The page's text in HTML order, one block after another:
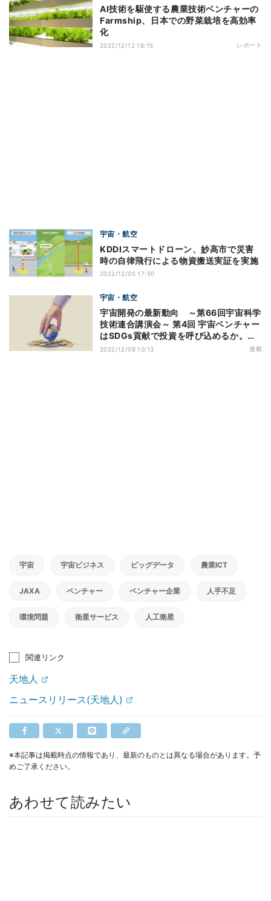
AI技術を駆使する農業技術ベンチャーの
Farmship、日本での野菜栽培を高効率
化
2022/12/12 16:15 レポート
宇宙・航空
KDDIスマートドローン、妙高市で災害
時の自律飛行による物資搬送実証を実施
2022/12/05 17:50
宇宙・航空
宇宙開発の最新動向 ～第66回宇宙科学
技術連合講演会～ 第4回 宇宙ベンチャー
はSDGs貢献で投資を呼び込めるか。事
例分析と課題から見る
2022/12/08 10:13 連載
宇宙 宇宙ビジネス ビッグデータ 農業ICT
JAXA ベンチャー ベンチャー企業 人手不足
環境問題 衛星サービス 人工衛星
関連リンク
天地人
ニュースリリース(天地人)
※本記事は掲載時点の情報であり、最新のものとは異なる場合があります。予
めご了承ください。
あわせて読みたい